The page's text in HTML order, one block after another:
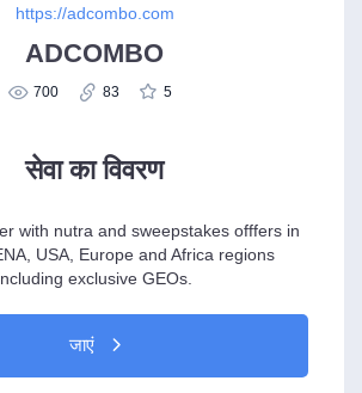
https://adcombo.com
ADCOMBO
700 83 5
सेवा का विवरण
with nutra and sweepstakes offfers in
USA, Europe and Africa regions
exclusive GEOs.
जाएं